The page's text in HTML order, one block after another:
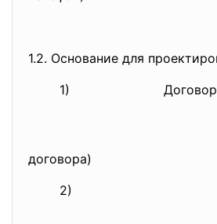
1.2. Основание для
1) Договор
договора)
2)